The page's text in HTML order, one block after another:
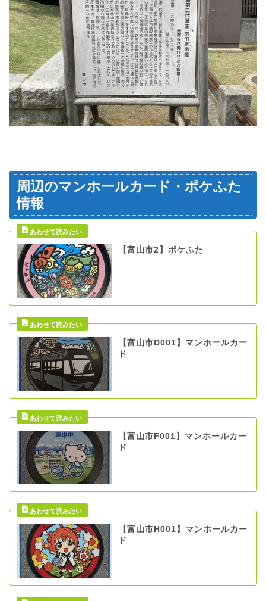
周辺のマンホールカード・ポケふた
情報
【富山市2】ポケふた
【富山市D001】マンホールカー
ド
【富山市F001】マンホールカー
ド
【富山市H001】マンホールカー
ド